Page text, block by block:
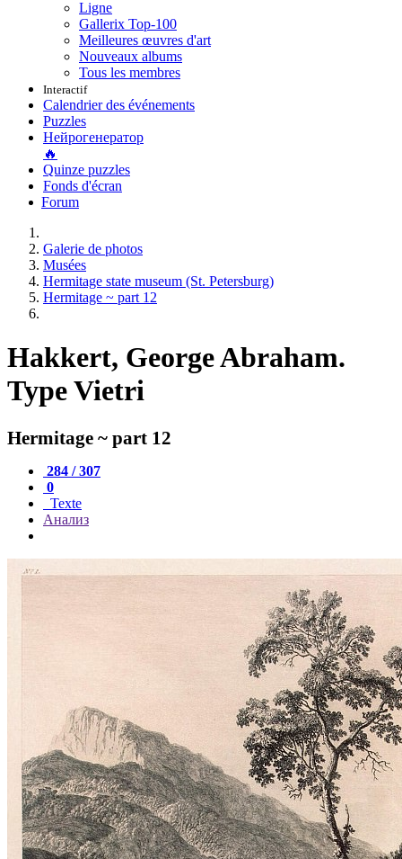
Ligne
Gallerix Top-100
Meilleures œuvres d'art
Nouveaux albums
Tous les membres
Interactif
Calendrier des événements
Puzzles
Нейрогенератор
🔥
Quinze puzzles
Fonds d'écran
Forum
Galerie de photos
Musées
Hermitage state museum (St. Petersburg)
Hermitage ~ part 12
Hakkert, George Abraham.
Type Vietri
Hermitage ~ part 12
284 / 307
0
Texte
Анализ